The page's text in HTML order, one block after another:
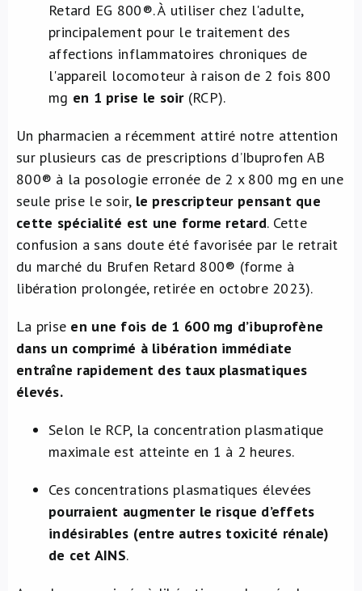
Retard EG 800®. À utiliser chez l'adulte,
principalement pour le traitement des
affections inflammatoires chroniques de
l'appareil locomoteur à raison de 2 fois 800
mg en 1 prise le soir(RCP).
Un pharmacien a récemment attiré notre attention
sur plusieurs cas de prescriptions d’Ibuprofen AB
800® à la posologie erronée de 2 x 800 mg en une
seule prise le soir, le prescripteur pensant que
cette spécialité est une forme retard. Cette
confusion a sans doute été favorisée par le retrait
du marché du Brufen Retard 800® (forme à
libération prolongée, retirée en octobre 2023).
La prise en une fois de 1 600 mg d’ibuprofène
dans un comprimé à libération immédiate
entraîne rapidement des taux plasmatiques
élevés.
Selon le RCP, la concentration plasmatique
maximale est atteinte en 1 à 2 heures.
Ces concentrations plasmatiques élevées
pourraient augmenter le risque d’effets
indésirables (entre autres toxicité rénale)
de cet AINS.